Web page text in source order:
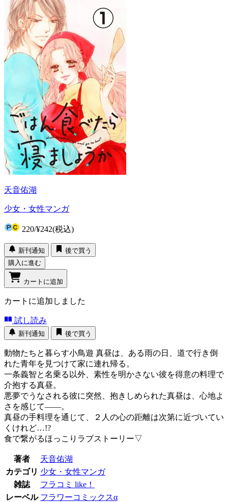
天音佑湖
少女・女性マンガ
220/¥242(税込)
新刊通知
後で買う
購入に進む
カートに追加
カートに追加しました
試し読み
新刊通知 後で買う
動物たちと暮らす小鳥遊 真昼は、ある雨の日、道で行き倒
れた青年を見つけて家に連れ帰る。
一条義智と名乗る以外、素性を明かさない彼を得意の料理で
介抱する真昼。
悪夢でうなされる彼に突然、抱きしめられた真昼は、心地よ
さを感じて――。
真昼の手料理を通じて、２人の心の距離は次第に近づいてい
くけれど…!?
食で繋がるほっこりラブストーリー▽
著者
天音佑湖
カテゴリ 少女・女性マンガ
雑誌
フラコミ like！
レーベル フラワーコミックスα